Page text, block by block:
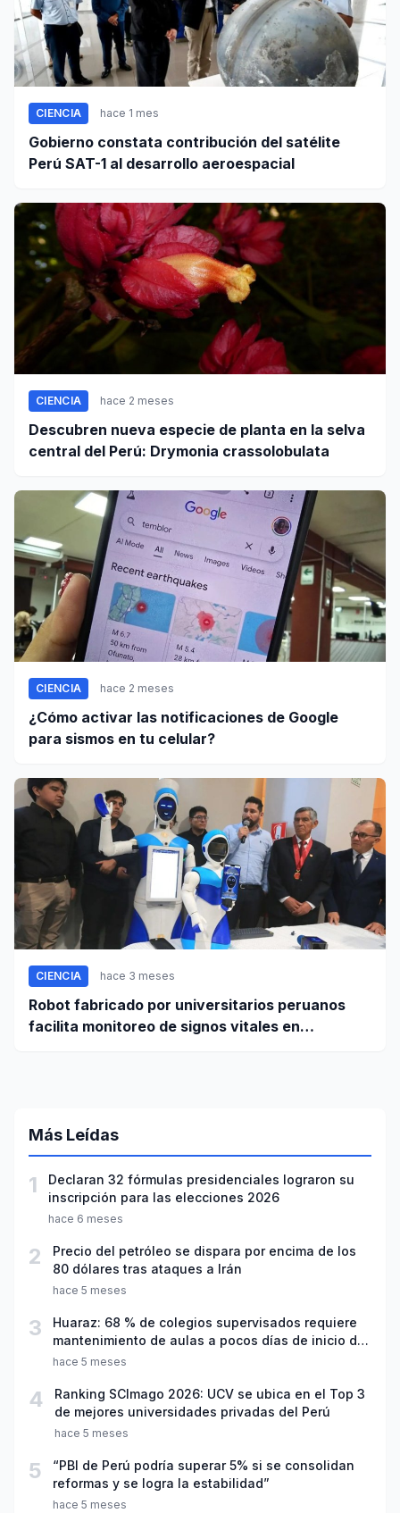
CIENCIA hace 1 mes
Gobierno constata contribución del satélite
Perú SAT-1 al desarrollo aeroespacial
CIENCIA hace 2 meses
Descubren nueva especie de planta en la selva
central del Perú: Drymonia crassolobulata
CIENCIA hace 2 meses
¿Cómo activar las notificaciones de Google
para sismos en tu celular?
CIENCIA hace 3 meses
Robot fabricado por universitarios peruanos
facilita monitoreo de signos vitales en
Más Leídas
1
Declaran 32 fórmulas presidenciales lograron su
inscripción para las elecciones 2026
hace 6 meses
2
Precio del petróleo se dispara por encima de los
80 dólares tras ataques a Irán
hace 5 meses
3
Huaraz: 68 % de colegios supervisados requiere
mantenimiento de aulas a pocos días de inicio del
año escolar 2026
hace 5 meses
4
Ranking SCImago 2026: UCV se ubica en el Top 3
de mejores universidades privadas del Perú
hace 5 meses
5
“PBI de Perú podría superar 5% si se consolidan
reformas y se logra la estabilidad”
hace 5 meses